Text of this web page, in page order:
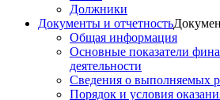
Должники
Документы и отчетность
Общая информация
Основные показатели
деятельности
Сведения о выполняемых
Порядок и условия